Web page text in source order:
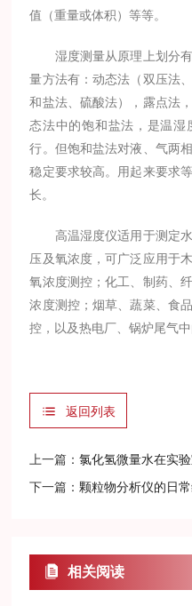
值（重量或体积）等等。
湿度测量从原理上划分有
量方法有：动态法（双压法
和盐法、硫酸法），露点法
态法中的饱和盐法，是温湿
行。但饱和盐法对液、气两
稳定要求较高。用起来要求
长。
高温湿度仪适用于测定水
压及氧浓度，可广泛应用于
氧浓度测控；化工、制药、
浓度测控；烟草、蔬菜、食
控，以及热电厂、锅炉尾气
返回列表
上一篇：氯化氢微量水在实
下一篇：颗粒物分析仪的日
相关阅读